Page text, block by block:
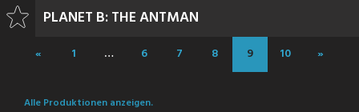
PLANET B: THE ANTMAN
« 1 … 6 7 8 9 10 »
Alle Produktionen anzeigen.